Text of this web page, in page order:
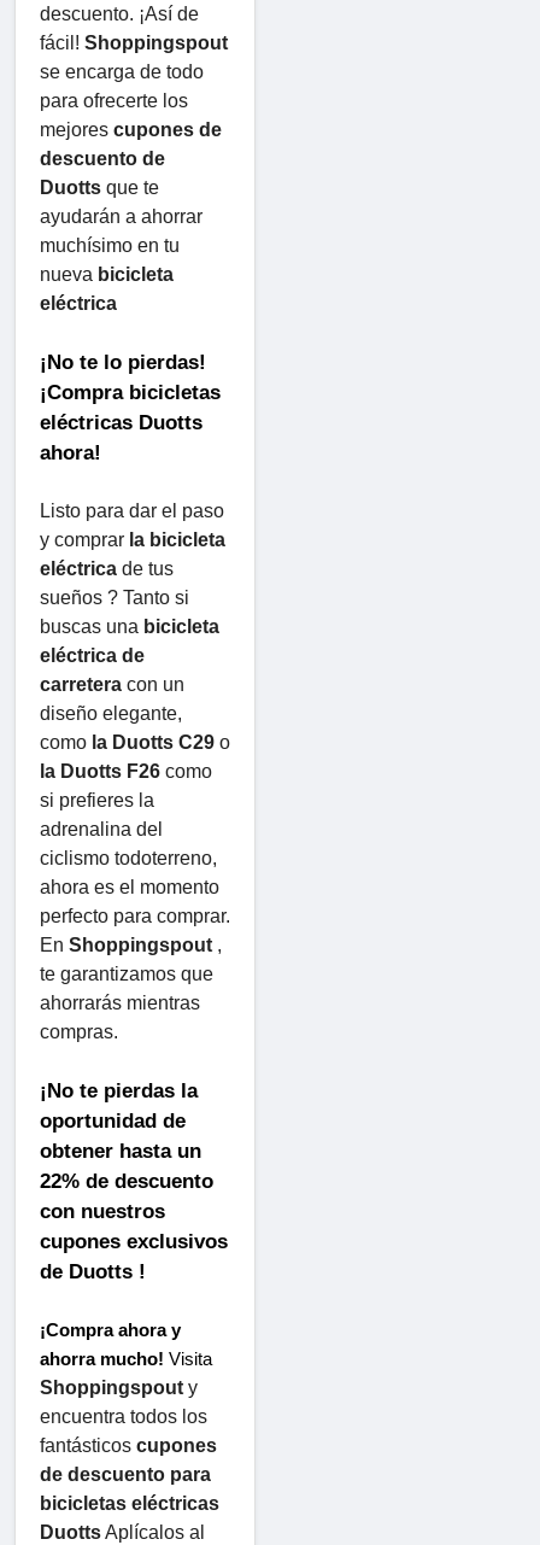
descuento. ¡Así de
fácil! Shoppingspout
se encarga de todo
para ofrecerte los
mejores cupones de
descuento de
Duotts ​​que te
ayudarán a ahorrar
muchísimo en tu
nueva bicicleta
eléctrica
¡No te lo pierdas!
¡Compra bicicletas
eléctricas Duotts ​​
ahora!
Listo para dar el paso
y comprar la bicicleta
eléctrica de tus
sueños ? Tanto si
buscas una bicicleta
eléctrica de
carretera con un
diseño elegante,
como la Duotts ​​C29
la Duotts ​​F26 como
si prefieres la
adrenalina del
ciclismo todoterreno,
ahora es el momento
perfecto para comprar.
En Shoppingspout ,
te garantizamos que
ahorrarás mientras
compras.
¡No te pierdas la
oportunidad de
obtener hasta un
22% de descuento
con nuestros
cupones exclusivos
de Duotts !
¡Compra ahora y
ahorra mucho!
Shoppingspout y
encuentra todos los
fantásticos cupones
de descuento para
bicicletas eléctricas
Duotts Aplícalos al